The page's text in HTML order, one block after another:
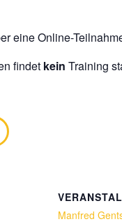
eine Online-
findet kein Training
Manfred